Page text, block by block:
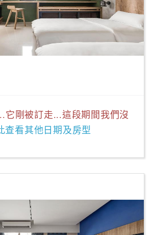
它剛被訂走...這段期間我們沒
查看其他日期及房型